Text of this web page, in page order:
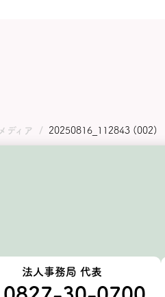
メディア 20250816_112843 (002)
法人事務局 代表